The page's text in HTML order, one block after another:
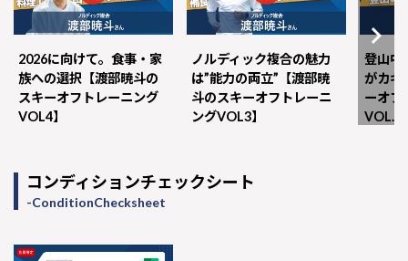
2026に向けて。食事・家
族への選択【渡部暁斗の
スキーオフトレーニング
VOL4】
ノルディック複合の魅力
は”能力の両立”【渡部暁
斗のスキーオフトレーニ
ングVOL3】
登山中
がカギ
ーオフ
VOL.2
コンディションチェックシート
ConditionChecksheet